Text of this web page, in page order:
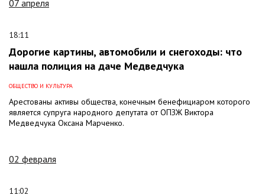
07 апреля
18:11
Дорогие картины, автомобили и снегоходы: что
нашла полиция на даче Медведчука
ОБЩЕСТВО И КУЛЬТУРА
Арестованы активы общества, конечным бенефициаром которого
является супруга народного депутата от ОПЗЖ Виктора
Медведчука Оксана Марченко.
02 февраля
11:02